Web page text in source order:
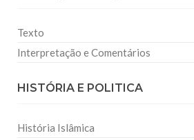
Texto
Interpretação e Comentários
HISTÓRIA E POLITICA
História Islâmica